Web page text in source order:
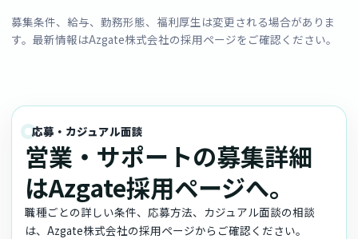
募集条件、給与、勤務形態、福利厚生は変更される場合がありま
す。最新情報はAzgate株式会社の採用ページをご確認ください。
応募・カジュアル面談
営業・サポートの募集詳細
はAzgate採用ページへ。
職種ごとの詳しい条件、応募方法、カジュアル面談の相談
は、Azgate株式会社の採用ページからご確認ください。